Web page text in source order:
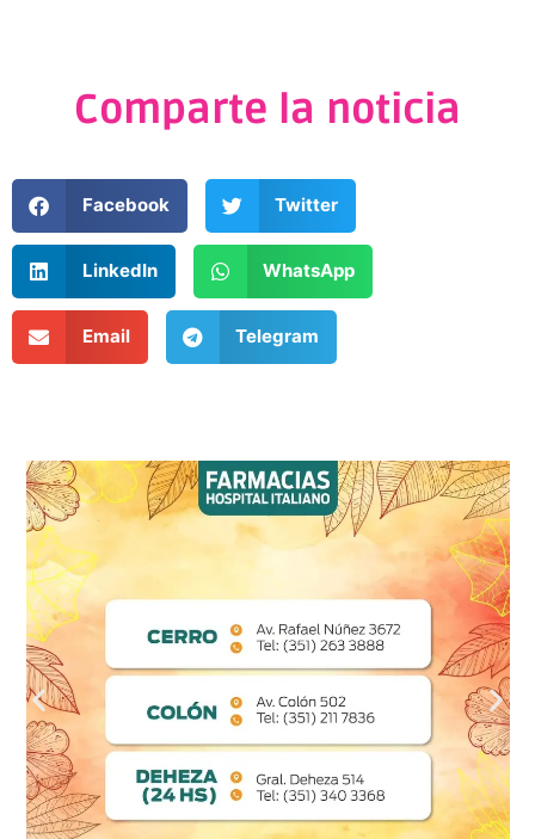
Comparte la noticia
Facebook Twitter
LinkedIn WhatsApp
Email Telegram